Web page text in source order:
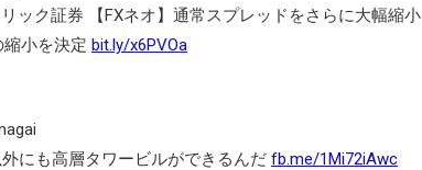
ク証券 【FXネオ】通常スプレッドをさらに大幅縮小
小を決定 bit.ly/x6PVOa
@m_kumagai
にも高層タワービルができるんだ fb.me/1Mi72iAwc